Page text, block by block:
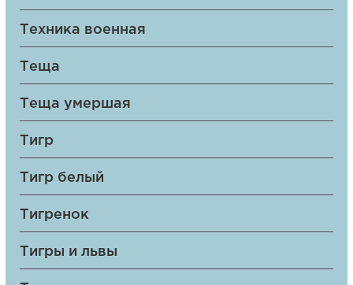
Техника военная
Теща
Теща умершая
Тигр
Тигр белый
Тигренок
Тигры и львы